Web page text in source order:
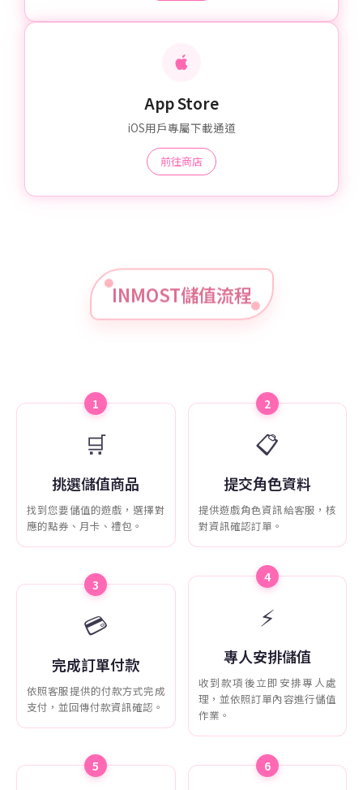
App Store
iOS用戶專屬下載通道
前往商店
INMOST儲值流程
1
🛒
挑選儲值商品
找到您要儲值的遊戲，選擇對
應的點券、月卡、禮包。
2
📋
提交角色資料
提供遊戲角色資訊給客服，核
對資訊確認訂單。
3
💳
完成訂單付款
依照客服提供的付款方式完成
支付，並回傳付款資訊確認。
4
⚡
專人安排儲值
收到款項後立即安排專人處
理，並依照訂單內容進行儲值
作業。
5 6